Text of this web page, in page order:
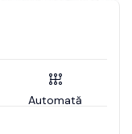
Automată